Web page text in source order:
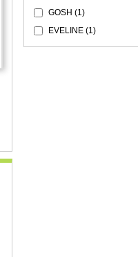
GOSH (1)
EVELINE (1)
Dior (1)